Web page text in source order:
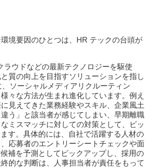
境要因のひとつは、HR テックの台頭が
ウドなどの最新テクノロジーを駆使
質の向上を目指すソリューションを指し
ソーシャルメディアリクルーティン
々な方法が生まれ進化しています。例え
見えてきた業務経験やスキル、企業風土
う」と該当者が感じてしまい、早期離職
ミスマッチに対しての対策として、ビッ
す。具体的には、自社で活躍する人材の
応募者のエントリーシートチェックや面
補を予測としてピックアップし、採用の
的な判断は、人事担当者が責任をもって